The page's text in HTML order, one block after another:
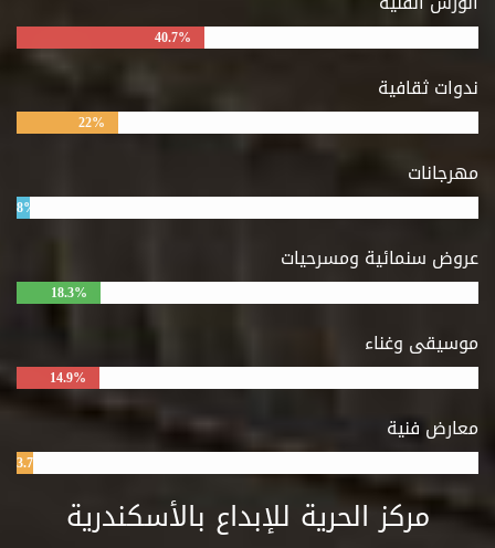
40.7%
ندوات ثقافية
22%
مهرجانات
8%
عروض سنمائية ومسرحيات
18.3%
موسيقى وغناء
14.9%
معارض فنية
3.7%
مركز الحرية للإبداع بالأسكندرية